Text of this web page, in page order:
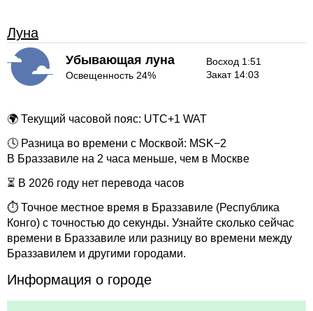
Луна
Убывающая луна
Освещенность 24%
Восход 1:51
Закат 14:03
🌍 Текущий часовой пояс: UTC+1 WAT
🕓 Разница во времени с Москвой: MSK−2
В Браззавиле на 2 часа меньше, чем в Москве
⏳ В 2026 году нет перевода часов
⏱ Точное местное время в Браззавиле (Республика
Конго) с точностью до секунды. Узнайте сколько сейчас
времени в Браззавиле или разницу во времени между
Браззавилем и другими городами.
Информация о городе